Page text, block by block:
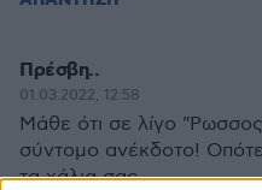
Πρέσβη..
01.03.2022, 12:58
Μάθε ότι σε λίγο
σύντομο ανέκδοτο!
τα χάλια σας.